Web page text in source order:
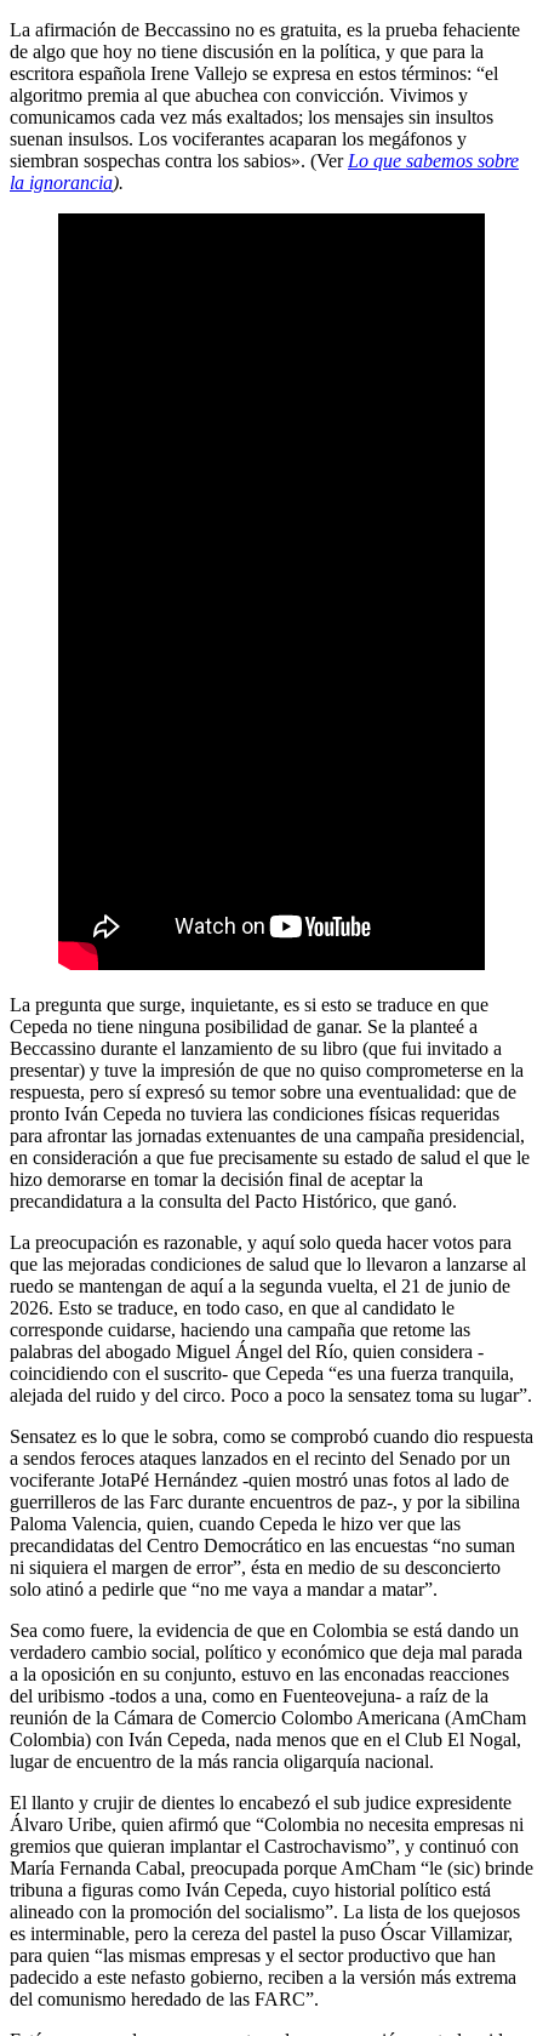
La afirmación de Beccassino no es gratuita, es la prueba fehaciente
de algo que hoy no tiene discusión en la política, y que para la
escritora española Irene Vallejo se expresa en estos términos: “el
algoritmo premia al que abuchea con convicción. Vivimos y
comunicamos cada vez más exaltados; los mensajes sin insultos
suenan insulsos. Los vociferantes acaparan los megáfonos y
siembran sospechas contra los sabios». (Ver Lo que sabemos sobre
la ignorancia).
La pregunta que surge, inquietante, es si esto se traduce en que
Cepeda no tiene ninguna posibilidad de ganar. Se la planteé a
Beccassino durante el lanzamiento de su libro (que fui invitado a
presentar) y tuve la impresión de que no quiso comprometerse en la
respuesta, pero sí expresó su temor sobre una eventualidad: que de
pronto Iván Cepeda no tuviera las condiciones físicas requeridas
para afrontar las jornadas extenuantes de una campaña presidencial,
en consideración a que fue precisamente su estado de salud el que le
hizo demorarse en tomar la decisión final de aceptar la
precandidatura a la consulta del Pacto Histórico, que ganó.
La preocupación es razonable, y aquí solo queda hacer votos para
que las mejoradas condiciones de salud que lo llevaron a lanzarse al
ruedo se mantengan de aquí a la segunda vuelta, el 21 de junio de
2026. Esto se traduce, en todo caso, en que al candidato le
corresponde cuidarse, haciendo una campaña que retome las
palabras del abogado Miguel Ángel del Río, quien considera -
coincidiendo con el suscrito- que Cepeda “es una fuerza tranquila,
alejada del ruido y del circo. Poco a poco la sensatez toma su lugar”.
Sensatez es lo que le sobra, como se comprobó cuando dio respuesta
a sendos feroces ataques lanzados en el recinto del Senado por un
vociferante JotaPé Hernández -quien mostró unas fotos al lado de
guerrilleros de las Farc durante encuentros de paz-, y por la sibilina
Paloma Valencia, quien, cuando Cepeda le hizo ver que las
precandidatas del Centro Democrático en las encuestas “no suman
ni siquiera el margen de error”, ésta en medio de su desconcierto
solo atinó a pedirle que “no me vaya a mandar a matar”.
Sea como fuere, la evidencia de que en Colombia se está dando un
verdadero cambio social, político y económico que deja mal parada
a la oposición en su conjunto, estuvo en las enconadas reacciones
del uribismo -todos a una, como en Fuenteovejuna- a raíz de la
reunión de la Cámara de Comercio Colombo Americana (AmCham
Colombia) con Iván Cepeda, nada menos que en el Club El Nogal,
lugar de encuentro de la más rancia oligarquía nacional.
El llanto y crujir de dientes lo encabezó el sub judice expresidente
Álvaro Uribe, quien afirmó que “Colombia no necesita empresas ni
gremios que quieran implantar el Castrochavismo”, y continuó con
María Fernanda Cabal, preocupada porque AmCham “le (sic) brinde
tribuna a figuras como Iván Cepeda, cuyo historial político está
alineado con la promoción del socialismo”. La lista de los quejosos
es interminable, pero la cereza del pastel la puso Óscar Villamizar,
para quien “las mismas empresas y el sector productivo que han
padecido a este nefasto gobierno, reciben a la versión más extrema
del comunismo heredado de las FARC”.